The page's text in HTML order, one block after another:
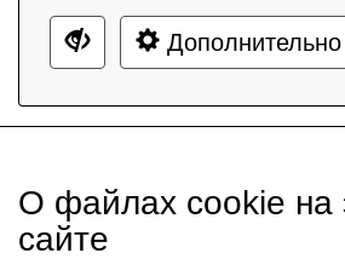
Дополнительно
О файлах cookie на
сайте